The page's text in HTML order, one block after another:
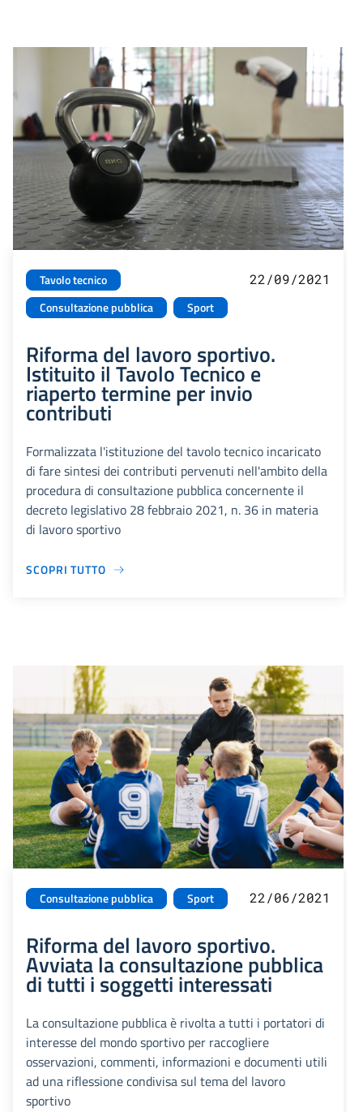
Tavolo tecnico
Consultazione pubblica
Sport
22/09/2021
Riforma del lavoro sportivo.
Istituito il Tavolo Tecnico e
riaperto termine per invio
contributi
Formalizzata l'istituzione del tavolo tecnico incaricato
di fare sintesi dei contributi pervenuti nell'ambito della
procedura di consultazione pubblica concernente il
decreto legislativo 28 febbraio 2021, n. 36 in materia
di lavoro sportivo
SCOPRI TUTTO
Consultazione pubblica Sport 22/06/2021
Riforma del lavoro sportivo.
Avviata la consultazione pubblica
di tutti i soggetti interessati
La consultazione pubblica è rivolta a tutti i portatori di
interesse del mondo sportivo per raccogliere
osservazioni, commenti, informazioni e documenti utili
ad una riflessione condivisa sul tema del lavoro
sportivo